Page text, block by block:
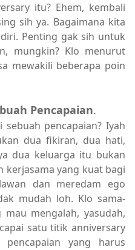
itu? Ehem, kembali
sih ya. Bagaimana kita
Penting gak sih untuk
mungkin? Klo menurut
mewakili beberapa poin
Pencapaian.
sebuah pencapaian? Iyah
dua fikiran, dua hati,
dua keluarga itu bukan
kerjasama yang kuat bagi
dan meredam ego
mudah loh. Klo sama-
mengalah, yasudah,
satu titik anniversary
yang harus